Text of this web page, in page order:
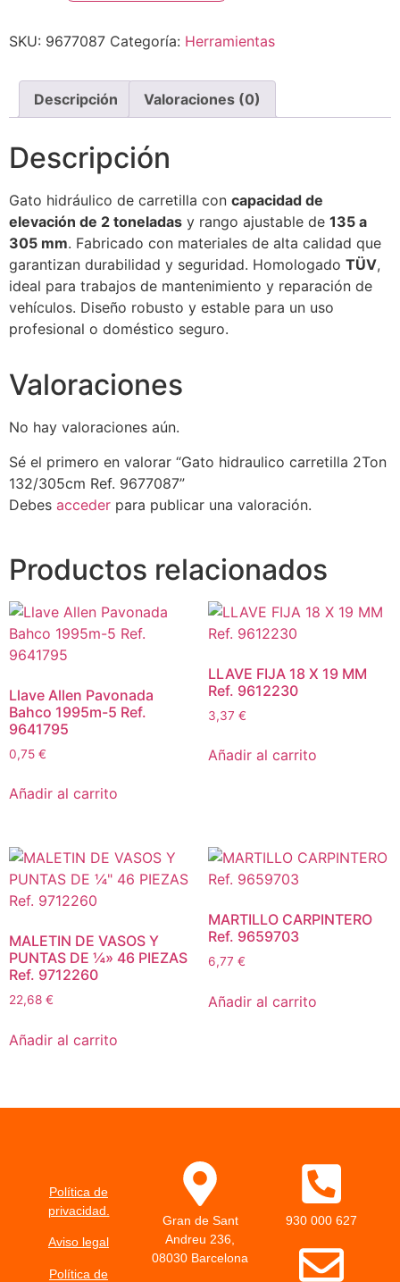
SKU: 9677087 Categoría: Herramientas
Descripción Valoraciones (0)
Descripción
Gato hidráulico de carretilla con capacidad de
elevación de 2 toneladas y rango ajustable de 135 a
305 mm. Fabricado con materiales de alta calidad que
garantizan durabilidad y seguridad. Homologado TÜV,
ideal para trabajos de mantenimiento y reparación de
vehículos. Diseño robusto y estable para un uso
profesional o doméstico seguro.
Valoraciones
No hay valoraciones aún.
Sé el primero en valorar “Gato hidraulico carretilla 2Ton
132/305cm Ref. 9677087”
Debes acceder para publicar una valoración.
Productos relacionados
Llave Allen Pavonada
Bahco 1995m-5 Ref.
9641795
0,75 €
Añadir al carrito
LLAVE FIJA 18 X 19 MM
Ref. 9612230
3,37 €
Añadir al carrito
MALETIN DE VASOS Y
PUNTAS DE ¼» 46 PIEZAS
Ref. 9712260
22,68 €
Añadir al carrito
MARTILLO CARPINTERO
Ref. 9659703
6,77 €
Añadir al carrito
Política de
privacidad.
Aviso legal
Política de
Gran de Sant
Andreu 236,
08030 Barcelona
930 000 627